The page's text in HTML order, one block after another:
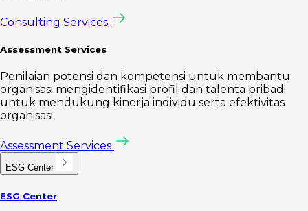
Consulting Services
Assessment Services
Penilaian potensi dan kompetensi untuk membantu
organisasi mengidentifikasi profil dan talenta pribadi
untuk mendukung kinerja individu serta efektivitas
organisasi.
Assessment Services
ESG Center
ESG Center